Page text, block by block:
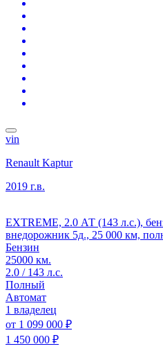
vin
Renault Kaptur
2019 г.в.
EXTREME, 2.0 АТ (143 л.с.),
внедорожник 5д., 25 000 км,
Бензин
25000 км.
2.0 / 143 л.с.
Полный
Автомат
1 владелец
от 1 099 000 ₽
1 450 000 ₽